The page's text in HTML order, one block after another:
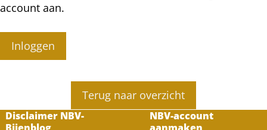
account aan.
Inloggen
Terug naar overzicht
Disclaimer NBV-
NBV-account